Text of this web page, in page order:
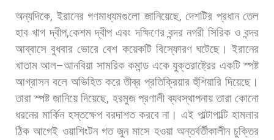
অন্যদিকে,ইরানের গণমাধ্যমগুলো জানিয়েছে, দেশটির প্রধান তেল
হাব খাগ দ্বীপ,কেশম দ্বীপ এবং দক্ষিণের বন্দর নগরী সিরিক ও বন্দর
আব্বাসে বুধবার ভোরে বেশ কয়েকটি বিস্ফোরণ ঘটেছে। ইরানের
খাতাম আল–আনবিয়া সামরিক কমান্ড একে যুক্তরাষ্ট্রের একটি স্পষ্ট
আগ্রাসন বলে অভিহিত করে তীব্র প্রতিক্রিয়ার হুঁশিয়ারি দিয়েছে।
তারা স্পষ্ট জানিয়ে দিয়েছে, হরমুজ প্রণালী ব্যবস্থাপনায় তারা কোনো
ধরনের মার্কিন হস্তক্ষেপ বরদাশত করবে না। এই পাল্টাপাল্টি হামলার
ঠিক আগেই ওয়াশিংটন গত জুন মাসে হওয়া অন্তর্বর্তীকালীন চুক্তির